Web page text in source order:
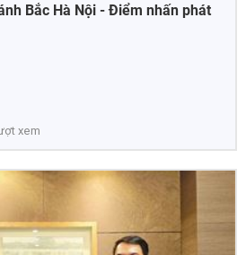
Bắc Hà Nội - Điểm nhấn phát
xem